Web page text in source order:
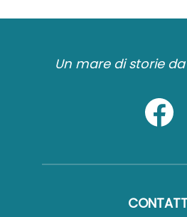
Un mare di storie